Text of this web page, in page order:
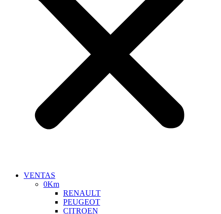
VENTAS
0Km
RENAULT
PEUGEOT
CITROEN